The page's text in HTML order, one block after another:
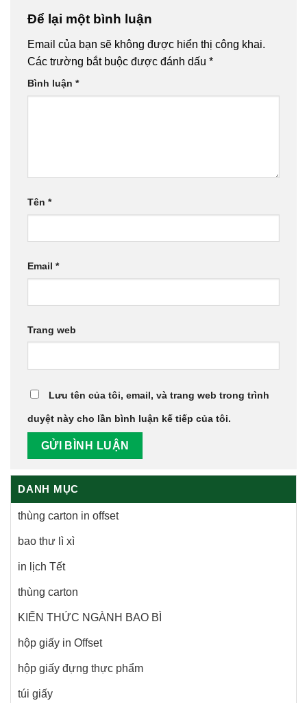
Để lại một bình luận
Email của bạn sẽ không được hiển thị công khai.
Các trường bắt buộc được đánh dấu *
Bình luận *
Tên *
Email *
Trang web
Lưu tên của tôi, email, và trang web trong trình
duyệt này cho lần bình luận kế tiếp của tôi.
DANH MỤC
thùng carton in offset
bao thư lì xì
in lịch Tết
thùng carton
KIẾN THỨC NGÀNH BAO BÌ
hộp giấy in Offset
hộp giấy đựng thực phẩm
túi giấy